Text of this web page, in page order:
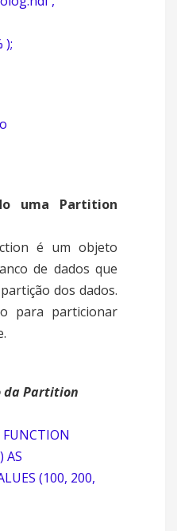
);
uma Partition
é um objeto
de dados que
dos dados.
para particionar
da Partition
AS
(100, 200,